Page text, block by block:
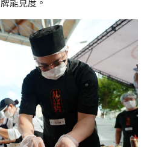
能見度。